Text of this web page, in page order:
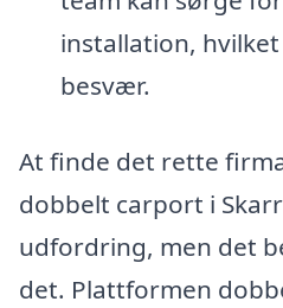
installation,
besvær.
At finde det rette
dobbelt carport i
udfordring, men det
det. Plattformen